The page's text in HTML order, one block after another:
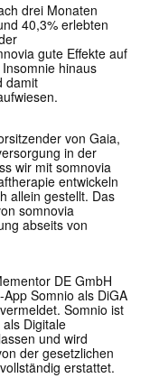
drei Monaten
40,3% erlebten
gute Effekte auf
hinaus
damit
von Gaia,
in der
wir mit somnovia
entwickeln
allein gestellt. Das
somnovia
abseits von
DE GmbH
Somnio als DiGA
Somnio ist
Digitale
und wird
der gesetzlichen
erstattet.